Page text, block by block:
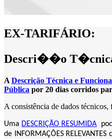
EX-TARIFÁRIO:
Descri��o
A Descrição Técnica e
Pública por 20 dias corridos
A consistência de dados
Uma DESCRIÇÃO RESUMIDA
de INFORMAÇÕES